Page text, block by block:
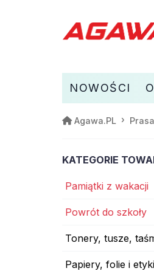
NOWOŚCI
Agawa.PL
KATEGORIE
Pamiątki z wakacji
Powrót do szkoły
Tonery, tusze,
Papiery, folie i